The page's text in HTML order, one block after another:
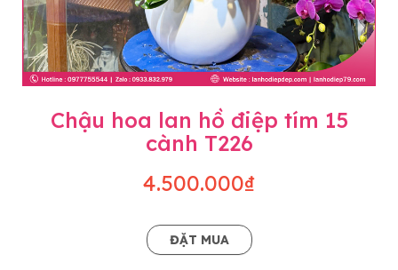
Chậu hoa lan hồ điệp tím 15
cành T226
4.500.000₫
ĐẶT MUA